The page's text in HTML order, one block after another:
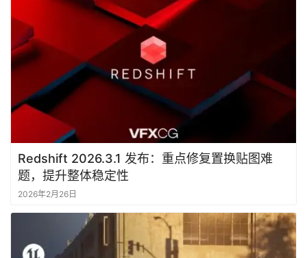
Redshift 2026.3.1 发布：重点修复置换贴图难
题，提升整体稳定性
2026年2月26日